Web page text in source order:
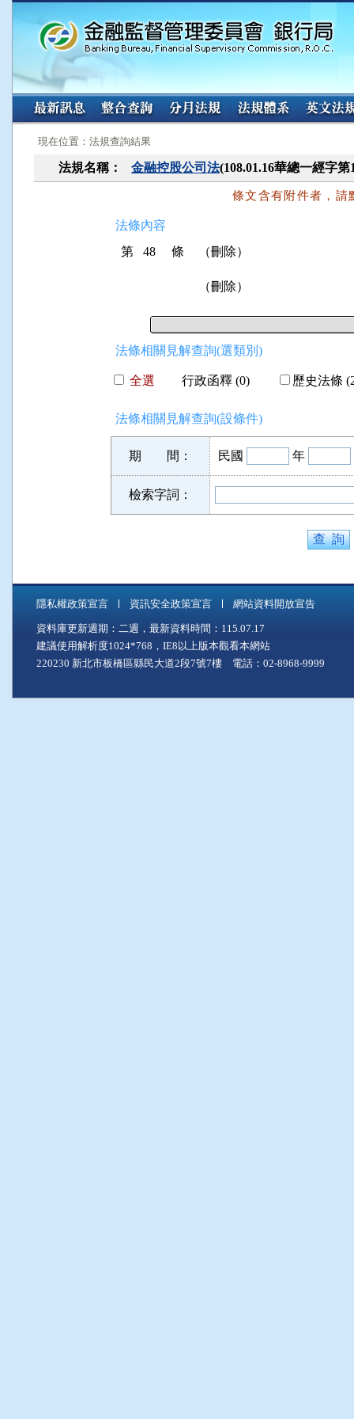
:::
現在位置：法規查詢結果
法規名稱： 金融控股公司法(108.01.16華總一經字
條文含有附件者，請
法條內容
第 48 條
（刪除）
（刪除）
法條相關見解查詢(選類別)
全選 行政函釋 (0) 歷史法條
法條相關見解查詢(設條件)
期 間： 民國 年
檢索字詞：
隱私權政策宣言 資訊安全政策宣言 網站資料開放宣告
資料庫更新週期：二週，最新資料時間：115.07.17
建議使用解析度1024*768，IE8以上版本觀看本網站
220230 新北市板橋區縣民大道2段7號7樓 電話：02-8968-9999